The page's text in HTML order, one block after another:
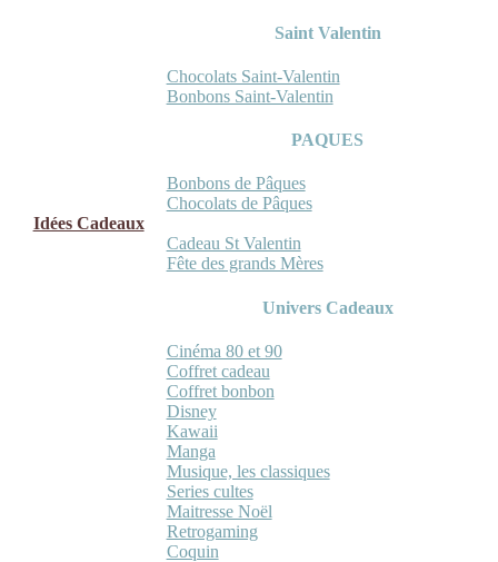
Saint Valentin
Chocolats Saint-Valentin
Bonbons Saint-Valentin
PAQUES
Bonbons de Pâques
Chocolats de Pâques
Idées Cadeaux
Cadeau St Valentin
Fête des grands Mères
Univers Cadeaux
Cinéma 80 et 90
Coffret cadeau
Coffret bonbon
Disney
Kawaii
Manga
Musique, les classiques
Series cultes
Maitresse Noël
Retrogaming
Coquin